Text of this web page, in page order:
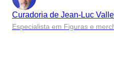
Curadoria de Jean-Luc
Especialista em Figuras e